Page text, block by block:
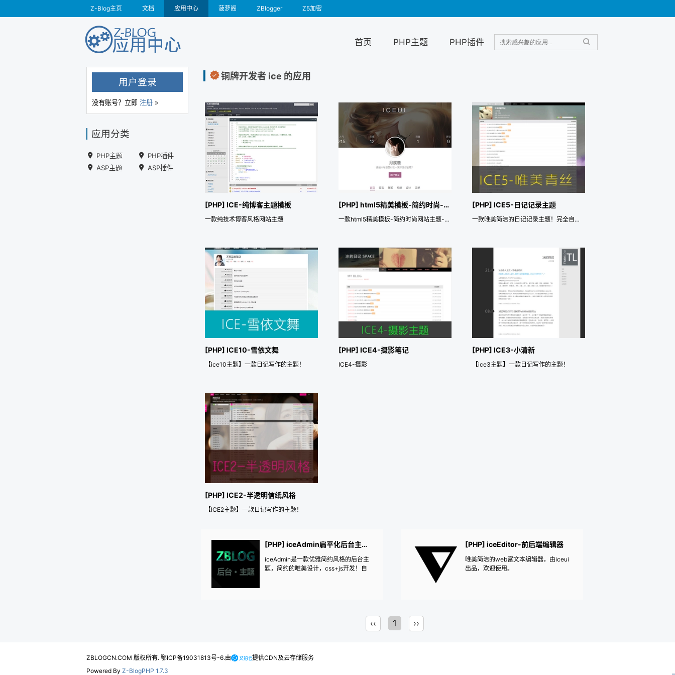
Z-Blog主页 文档 应用中心 菠萝阁 ZBlogger Z5加密
首页 PHP主题 PHP插件
铜牌开发者 ice 的应用
[PHP] ICE-纯博客主题模板
一款纯技术博客风格网站主题
[PHP] html5精美模板-简约时尚-iceNote1
一款html5精美模板-简约时尚网站主题-自适应手机端
[PHP] ICE5-日记记录主题
一款唯美简洁的日记记录主题！完全自适应！
[PHP] ICE10-雪依文舞
【ice10主题】一款日记写作的主题！
[PHP] ICE4-摄影笔记
ICE4-摄影
[PHP] ICE3-小清新
【ice3主题】一款日记写作的主题！
[PHP] ICE2-半透明信纸风格
【ICE2主题】一款日记写作的主题！
[PHP] iceAdmin扁平化后台主题-手机端自适应
iceAdmin是一款优雅简约风格的后台主
题，简约的唯美设计，css+js开发！自
[PHP] iceEditor-前后端编辑器
唯美简洁的web富文本编辑器，由iceui
出品，欢迎使用。
‹‹ 1 ››
用户登录
没有账号？立即 注册 »
应用分类
PHP主题
PHP插件
ASP主题
ASP插件
ZBLOGCN.COM 版权所有. 鄂ICP备19031813号-6.由
提供CDN及云存储服务
Powered By Z-BlogPHP 1.7.3